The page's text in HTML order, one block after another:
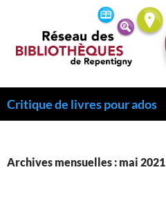
Critique de livres pour ados
Archives mensuelles : mai 2021